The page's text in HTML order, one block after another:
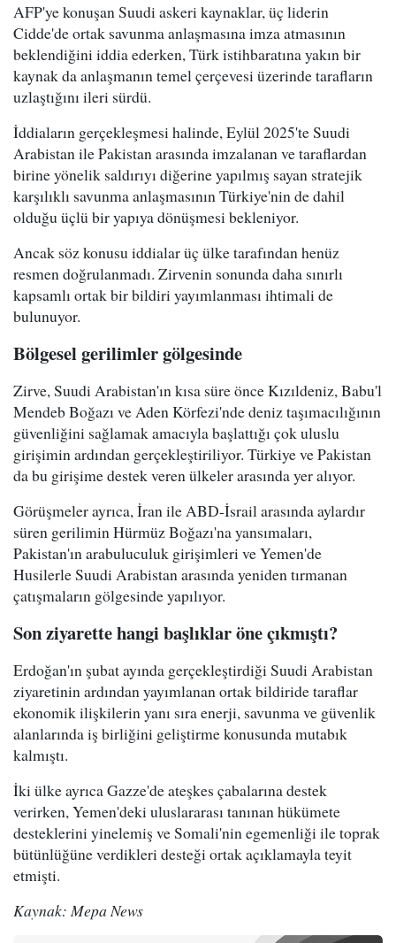
AFP'ye konuşan Suudi askeri kaynaklar, üç liderin
Cidde'de ortak savunma anlaşmasına imza atmasının
beklendiğini iddia ederken, Türk istihbaratına yakın bir
kaynak da anlaşmanın temel çerçevesi üzerinde tarafların
uzlaştığını ileri sürdü.
İddiaların gerçekleşmesi halinde, Eylül 2025'te Suudi
Arabistan ile Pakistan arasında imzalanan ve taraflardan
birine yönelik saldırıyı diğerine yapılmış sayan stratejik
karşılıklı savunma anlaşmasının Türkiye'nin de dahil
olduğu üçlü bir yapıya dönüşmesi bekleniyor.
Ancak söz konusu iddialar üç ülke tarafından henüz
resmen doğrulanmadı. Zirvenin sonunda daha sınırlı
kapsamlı ortak bir bildiri yayımlanması ihtimali de
bulunuyor.
Bölgesel gerilimler gölgesinde
Zirve, Suudi Arabistan'ın kısa süre önce Kızıldeniz, Babu'l
Mendeb Boğazı ve Aden Körfezi'nde deniz taşımacılığının
güvenliğini sağlamak amacıyla başlattığı çok uluslu
girişimin ardından gerçekleştiriliyor. Türkiye ve Pakistan
da bu girişime destek veren ülkeler arasında yer alıyor.
Görüşmeler ayrıca, İran ile ABD-İsrail arasında aylardır
süren gerilimin Hürmüz Boğazı'na yansımaları,
Pakistan'ın arabuluculuk girişimleri ve Yemen'de
Husilerle Suudi Arabistan arasında yeniden tırmanan
çatışmaların gölgesinde yapılıyor.
Son ziyarette hangi başlıklar öne çıkmıştı?
Erdoğan'ın şubat ayında gerçekleştirdiği Suudi Arabistan
ziyaretinin ardından yayımlanan ortak bildiride taraflar
ekonomik ilişkilerin yanı sıra enerji, savunma ve güvenlik
alanlarında iş birliğini geliştirme konusunda mutabık
kalmıştı.
İki ülke ayrıca Gazze'de ateşkes çabalarına destek
verirken, Yemen'deki uluslararası tanınan hükümete
desteklerini yinelemiş ve Somali'nin egemenliği ile toprak
bütünlüğüne verdikleri desteği ortak açıklamayla teyit
etmişti.
Kaynak: Mepa News